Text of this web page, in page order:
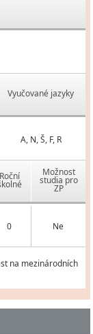
Vyučované jazyky
A, N, Š, F, R
Roční Možnost
studia pro
ZP
0 Ne
na mezinárodních